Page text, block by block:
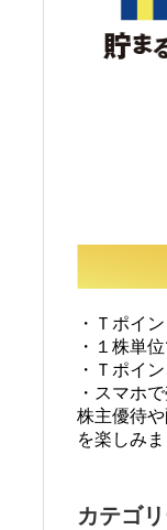
・Ｔポイ
・１株単
・Ｔポイ
・スマホ
株主優待
を楽しみま
カテゴ